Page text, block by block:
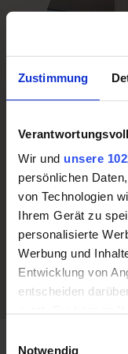
Zustimmung
Wir und unsere
persönlichen
von Technologien
Ihrem Gerät zu
personalisierte
Werbung und
Entwicklung von
entscheiden
Trigger Symbol
Notwendig